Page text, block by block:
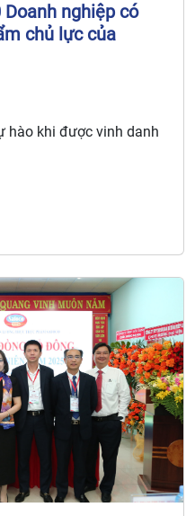
nghiệp có
chủ lực của
hào khi được vinh danh